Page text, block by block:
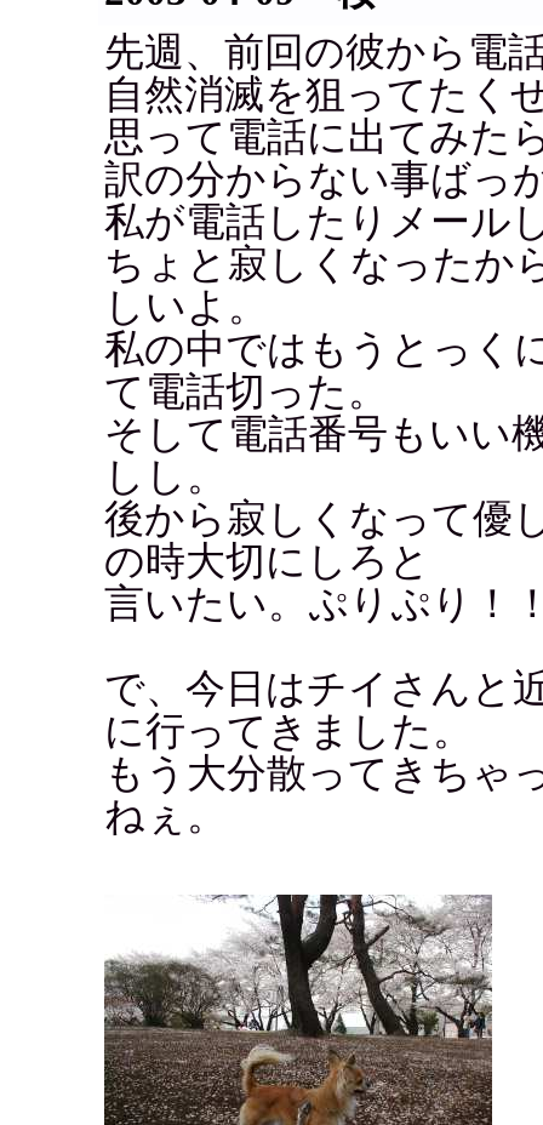
先週、前回の彼から電
自然消滅を狙ってたく
思って電話に出てみた
訳の分からない事ばっ
私が電話したりメール
ちょと寂しくなったか
しいよ。
私の中ではもうとっく
て電話切った。
そして電話番号もいい
しし。
後から寂しくなって優
の時大切にしろと
言いたい。ぷりぷり！
で、今日はチイさんと
に行ってきました。
もう大分散ってきちゃ
ねぇ。